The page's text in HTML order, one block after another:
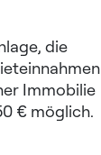
die
Immobilie
€ möglich.